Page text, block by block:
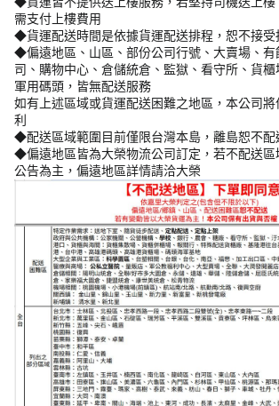
需支付上樓費用
◆貨運配送時間是依據貨運配送排程，恕不接受
◆偏遠地區、山區、部份公司行號、大賣場、有
司、購物中心、倉儲統倉、監獄、看守所、貨櫃
軍用碼頭，皆無配送服務
如有上述區域或貨運配送困難之地區，本公司
利
◆配送區域範圍目前僅限台灣本島，離島恕不配
◆偏遠地區皆為大榮物流公司訂定，若不配送區
公告為主，偏遠地區詳情請洽大榮